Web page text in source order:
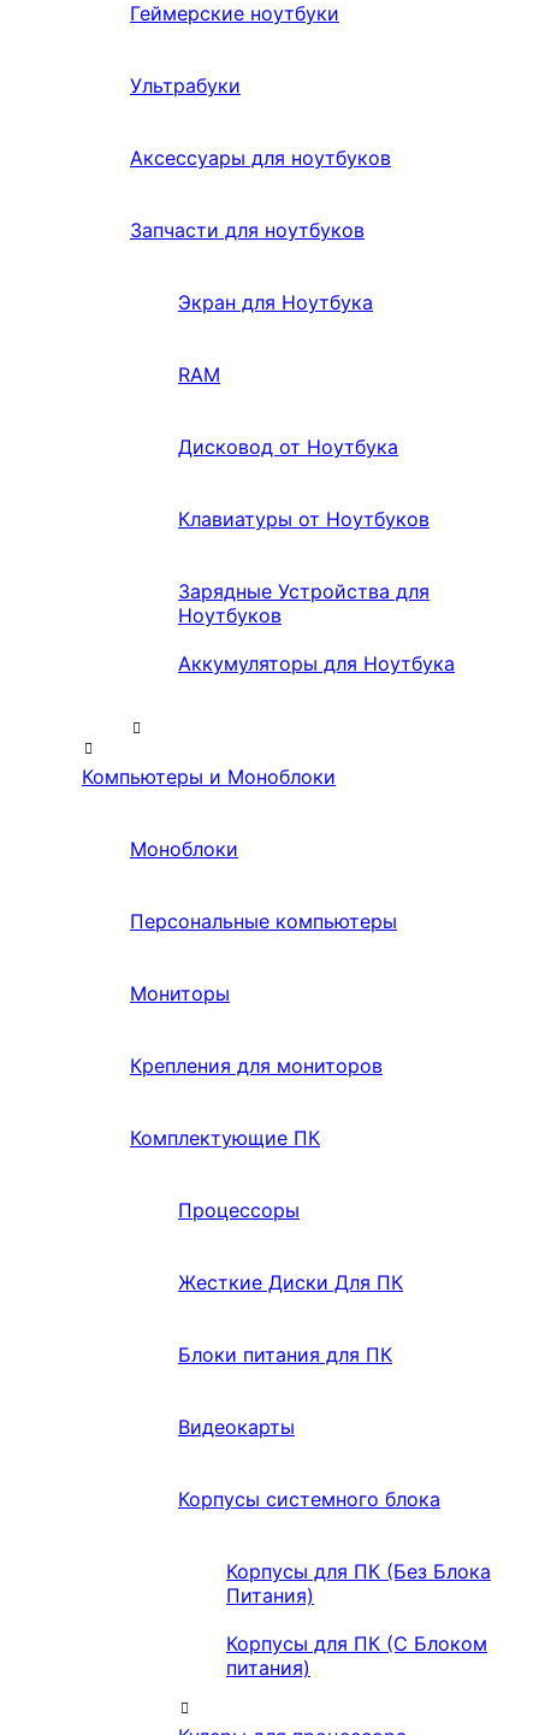
Геймерские ноутбуки
Ультрабуки
Аксессуары для ноутбуков
Запчасти для ноутбуков
Экран для Ноутбука
RAM
Дисковод от Ноутбука
Клавиатуры от Ноутбуков
Зарядные Устройства для
Ноутбуков
Аккумуляторы для Ноутбука
Компьютеры и Моноблоки
Моноблоки
Персональные компьютеры
Мониторы
Крепления для мониторов
Комплектующие ПК
Процессоры
Жесткие Диски Для ПК
Блоки питания для ПК
Видеокарты
Корпусы системного блока
Корпусы для ПК (Без Блока
Питания)
Корпусы для ПК (С Блоком
питания)